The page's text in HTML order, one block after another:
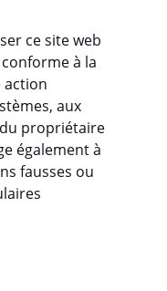
ce site web
à la
action
aux
propriétaire
également à
fausses ou